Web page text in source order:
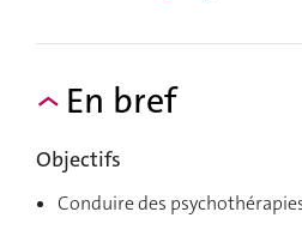
En bref
Objectifs
Conduire des